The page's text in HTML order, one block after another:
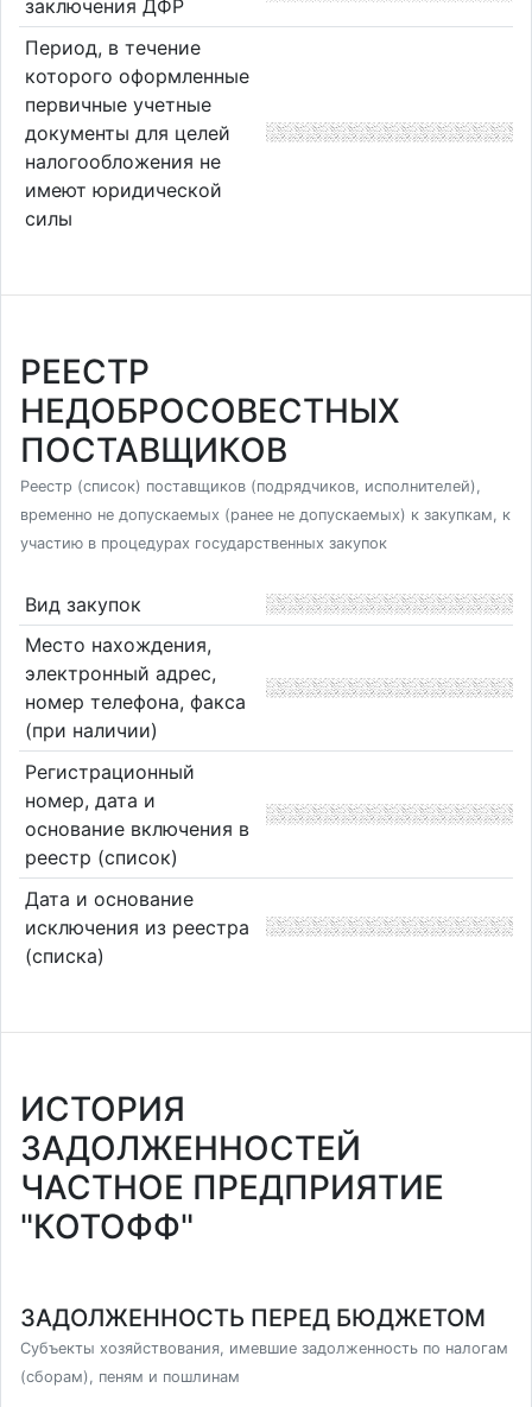
заключения ДФР
Период, в течение
которого оформленные
первичные учетные
документы для целей
налогообложения не
имеют юридической
силы
РЕЕСТР
НЕДОБРОСОВЕСТНЫХ
ПОСТАВЩИКОВ
Реестр (список) поставщиков (подрядчиков, исполнителей),
временно не допускаемых (ранее не допускаемых) к закупкам, к
участию в процедурах государственных закупок
Вид закупок
Место нахождения,
электронный адрес,
номер телефона, факса
(при наличии)
Регистрационный
номер, дата и
основание включения в
реестр (список)
Дата и основание
исключения из реестра
(списка)
ИСТОРИЯ
ЗАДОЛЖЕННОСТЕЙ
ЧАСТНОЕ ПРЕДПРИЯТИЕ
"КОТОФФ"
ЗАДОЛЖЕННОСТЬ ПЕРЕД БЮДЖЕТОМ
Субъекты хозяйствования, имевшие задолженность по налогам
(сборам), пеням и пошлинам